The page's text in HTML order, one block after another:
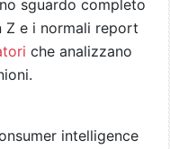
sguardo completo
Z e i normali report
che analizzano
intelligence